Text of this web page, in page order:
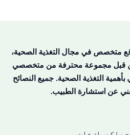
متخصص في مجال التغذية الصحية،
قبل مجموعة محترفة من متخصصي
بأهمية التغذية الصحية. جميع النصائح
عن استشارة الطبيب.